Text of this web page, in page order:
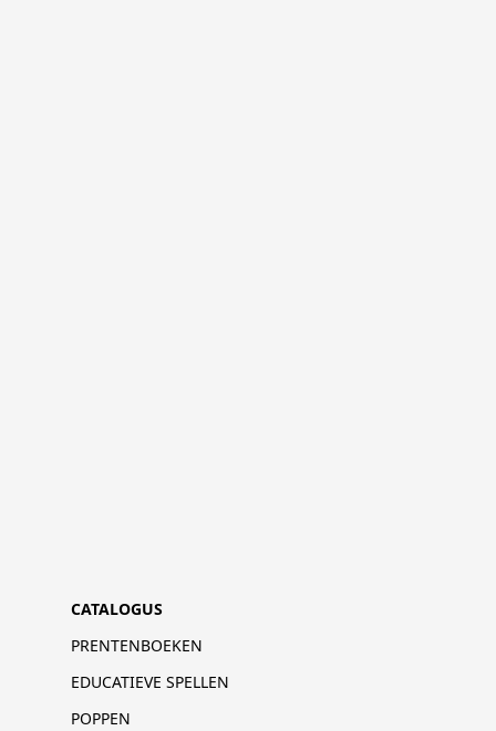
CATALOGUS
PRENTENBOEKEN
EDUCATIEVE SPELLEN
POPPEN